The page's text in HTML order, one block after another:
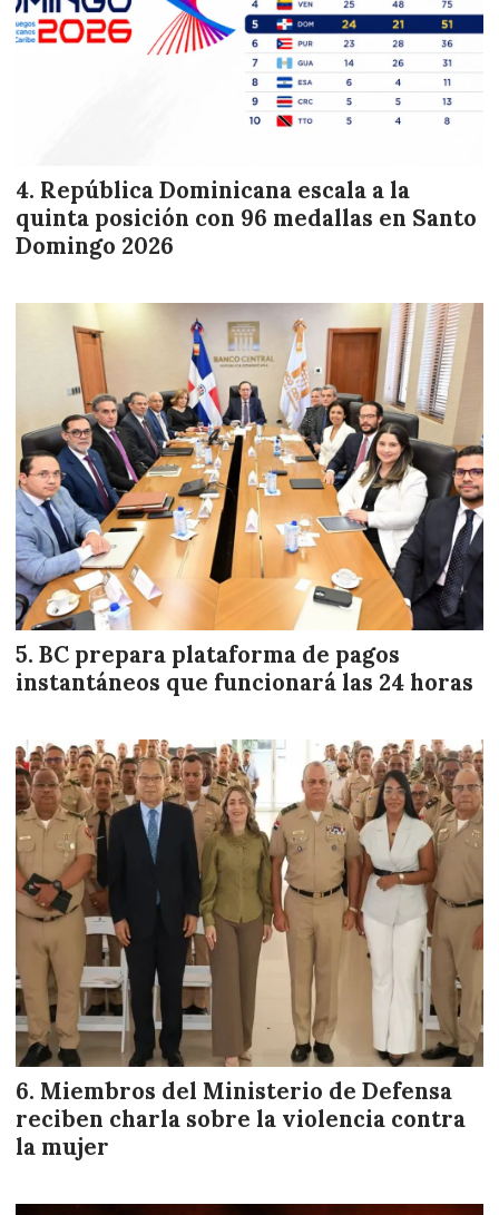
República Dominicana escala a la
quinta posición con 96 medallas en Santo
Domingo 2026
BC prepara plataforma de pagos
instantáneos que funcionará las 24 horas
Miembros del Ministerio de Defensa
reciben charla sobre la violencia contra
la mujer